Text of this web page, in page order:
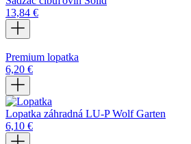
13,84 €
Premium lopatka
6,20 €
Lopatka záhradná LU-P Wolf Garten
6,10 €